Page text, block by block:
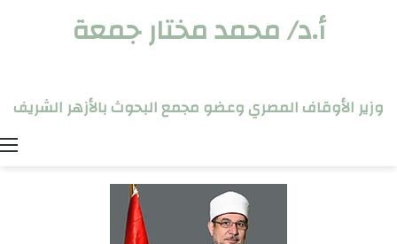
أ.د/ محمد مختار جمعة
وزير الأوقاف المصري وعضو مجمع البحوث بالأزهر الشريف